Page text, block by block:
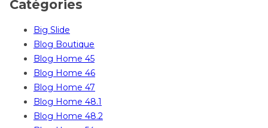
Catégories
Big Slide
Blog Boutique
Blog Home 45
Blog Home 46
Blog Home 47
Blog Home 48.1
Blog Home 48.2